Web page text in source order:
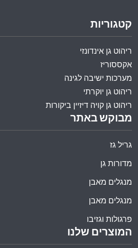
המוצרים שלנו
מבוקש באתר
גריל גז
מדורות גן
מנגלים מאבן
מנגלים מאבן
פרגולות וגזיבו
קטגוריות
ריהוט גן אינדונזי
אקססוריז
מערכות ישיבה לגינה
ריהוט גן יוקרתי
ריהוט גן קויה דיזיין ביקורות